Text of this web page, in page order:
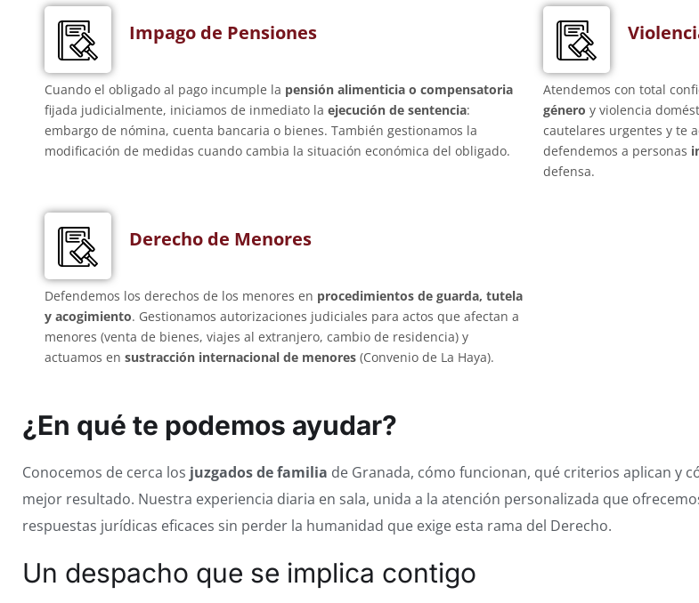
Impago de Pensiones
Cuando el obligado al pago incumple la pensión alimenticia o compensatoria
fijada judicialmente, iniciamos de inmediato la ejecución de sentencia:
embargo de nómina, cuenta bancaria o bienes. También gestionamos la
modificación de medidas cuando cambia la situación económica del obligado.
Atendemos con total
género y violencia
cautelares urgentes y te
defendemos a personas
defensa.
Derecho de Menores
Defendemos los derechos de los menores en procedimientos de guarda, tutela
y acogimiento. Gestionamos autorizaciones judiciales para actos que afectan a
menores (venta de bienes, viajes al extranjero, cambio de residencia) y
actuamos en sustracción internacional de menores (Convenio de La Haya).
¿En qué te podemos ayudar?
Conocemos de cerca los juzgados de familia de Granada, cómo funcionan, qué criterios aplican y
mejor resultado. Nuestra experiencia diaria en sala, unida a la atención personalizada que
respuestas jurídicas eficaces sin perder la humanidad que exige esta rama del Derecho.
Un despacho que se implica contigo